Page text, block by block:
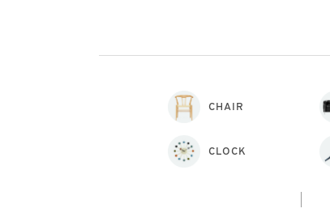
CHAIR
CLOCK